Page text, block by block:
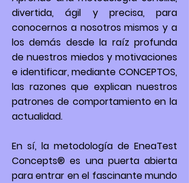
divertida, ágil y precisa, para
conocernos a nosotros mismos y a
los demás desde la raíz profunda
de nuestros miedos y motivaciones
e identificar, mediante CONCEPTOS,
las razones que explican nuestros
patrones de comportamiento en la
actualidad.
En sí, la metodología de EneaTest
Concepts® es una puerta abierta
para entrar en el fascinante mundo